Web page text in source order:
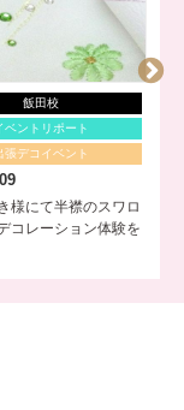
飯田校
ベントリポート
張デコイベント
様にて半襟のスワロ
コレーション体験を